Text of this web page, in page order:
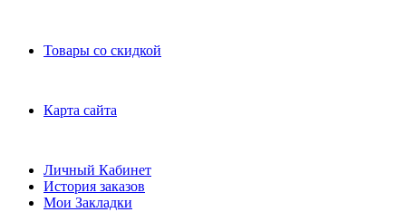
Товары со скидкой
Карта сайта
Личный Кабинет
История заказов
Мои Закладки